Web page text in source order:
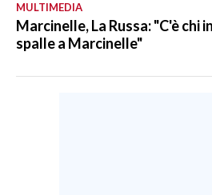
MULTIMEDIA
Marcinelle, La Russa: "C'è chi
spalle a Marcinelle"